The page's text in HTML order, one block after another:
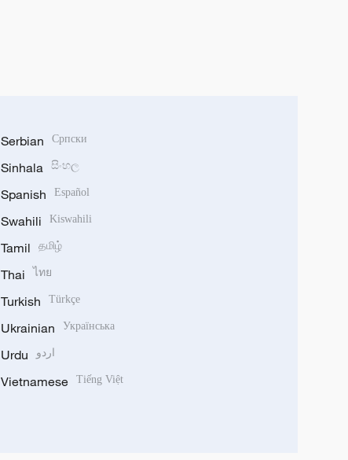
Serbian Српски
Sinhala සිංහල
Spanish Español
Swahili Kiswahili
Tamil தமிழ்
Thai ไทย
Turkish Türkçe
Ukrainian Українська
Urdu اردو
Vietnamese Tiếng Việt